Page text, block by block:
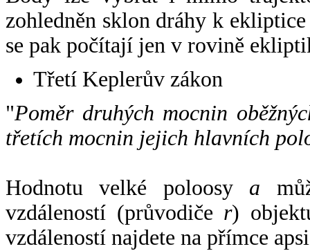
zohledněn sklon dráhy k
se pak počítají jen v rovině
Třetí Keplerův zákon
"Poměr druhých mocnin
třetích mocnin jejich hlavních
Hodnotu velké poloosy a
vzdáleností (průvodiče r)
vzdáleností najdete na přímce